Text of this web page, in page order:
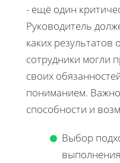
- ещё один
Руководитель
каких
сотрудники могли
своих
пониманием.
способности и
Выбор
выполнения